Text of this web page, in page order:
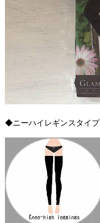
◆ニーハイレギンスタイプ